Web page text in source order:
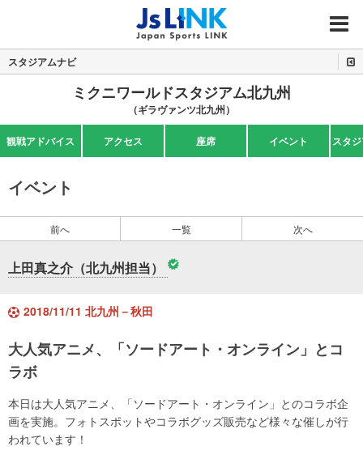
MENU
スタジアムナビ
ミクニワールドスタジアム北九州
（ギラヴァンツ北九州）
観戦アドバイス アクセス 座席 イベント スタ
イベント
前へ 一覧 次へ
上田真之介（北九州担当）
2018/11/11 北九州－秋田
大人気アニメ、「ソードアート・オンライン」とコ
ラボ
本日は大人気アニメ、「ソードアート・オンライン」とのコラボ企
画を実施。フォトスポットやコラボグッズ販売など様々な催しが行
われています！